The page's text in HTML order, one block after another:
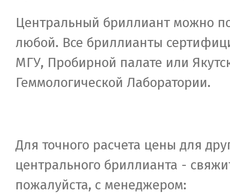
Центральный бриллиант можно
любой. Все бриллианты
МГУ, Пробирной палате или
Геммологической Лаборатории.
Для точного расчета цены для
центрального бриллианта -
пожалуйста, c менеджером: